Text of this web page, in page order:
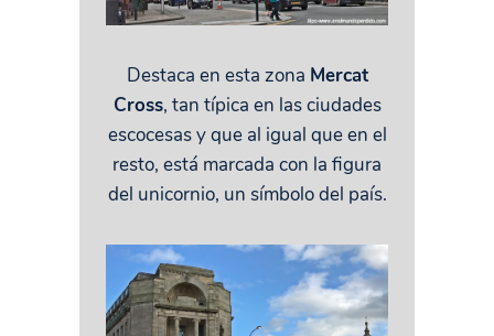
Destaca en esta zona Mercat
Cross, tan típica en las ciudades
escocesas y que al igual que en el
resto, está marcada con la figura
del unicornio, un símbolo del país.